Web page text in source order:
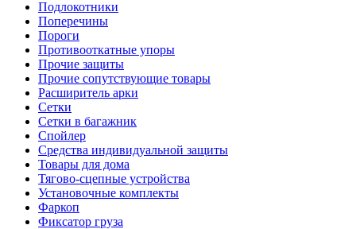
Подлокотники
Поперечины
Пороги
Противооткатные упоры
Прочие защиты
Прочие сопутствующие товары
Расширитель арки
Сетки
Сетки в багажник
Спойлер
Средства индивидуальной защиты
Товары для дома
Тягово-сцепные устройства
Установочные комплекты
Фаркоп
Фиксатор груза